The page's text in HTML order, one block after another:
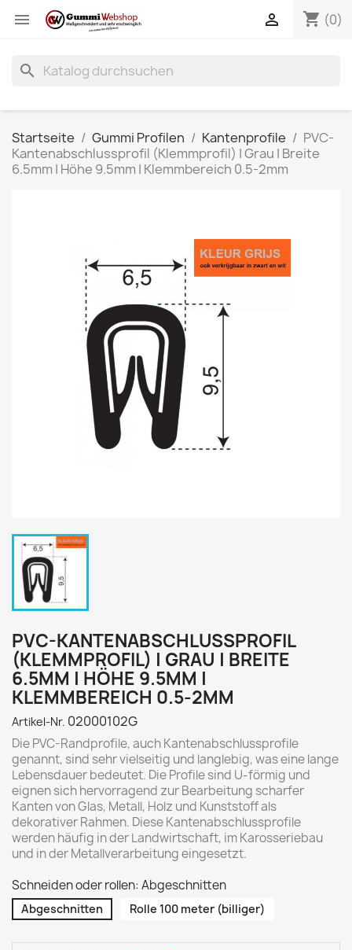
 shopping_cart (0)

search
Startseite Gummi Profilen Kantenprofile
PVC-
Kantenabschlussprofil (Klemmprofil) | Grau | Breite
6.5mm | Höhe 9.5mm | Klemmbereich 0.5-2mm
PVC-KANTENABSCHLUSSPROFIL
(KLEMMPROFIL) | GRAU | BREITE
6.5MM | HÖHE 9.5MM |
KLEMMBEREICH 0.5-2MM
Artikel-Nr. 02000102G
Die PVC-Randprofile, auch Kantenabschlussprofile
genannt, sind sehr vielseitig und langlebig, was eine lange
Lebensdauer bedeutet. Die Profile sind U-förmig und
eignen sich hervorragend zur Bearbeitung scharfer
Kanten von Glas, Metall, Holz und Kunststoff als
dekorativer Rahmen. Diese Kantenabschlussprofile
werden häufig in der Landwirtschaft, im Karosseriebau
und in der Metallverarbeitung eingesetzt.
Schneiden oder rollen: Abgeschnitten
Abgeschnitten Rolle 100 meter (billiger)